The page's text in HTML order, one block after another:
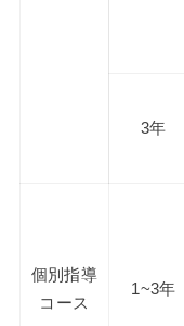
3年
個別指導
コース
1~3年